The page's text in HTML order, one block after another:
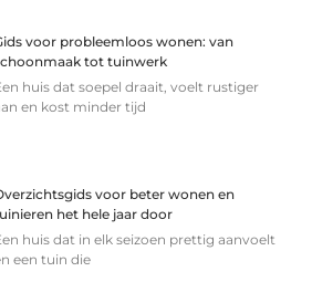
voor probleemloos wonen: van
tot tuinwerk
huis dat soepel draait, voelt rustiger
en kost minder tijd
voor beter wonen en
het hele jaar door
huis dat in elk seizoen prettig aanvoelt
een tuin die